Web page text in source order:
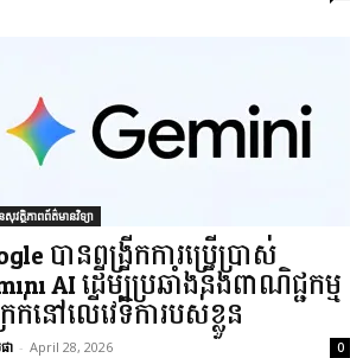
វត្ថិភាពព័ត៌មានវិទ្យា
បានពង្រីកការប្រើប្រាស់
AI ដើម្បីប្រឆាំងនឹងពាណិជ្ជកម្ម
ក់នៅលើវេទិការបស់ខ្លួន
ា - April 28, 2026 0